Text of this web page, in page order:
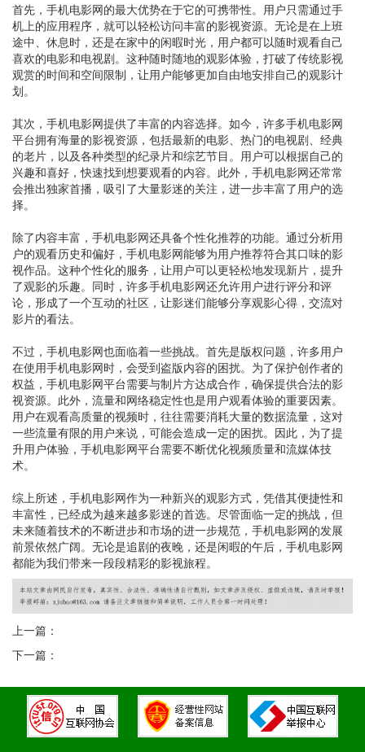
首先，手机电影网的最大优势在于它的可携带性。用户只需通过手
机上的应用程序，就可以轻松访问丰富的影视资源。无论是在上班
途中、休息时，还是在家中的闲暇时光，用户都可以随时观看自己
喜欢的电影和电视剧。这种随时随地的观影体验，打破了传统影视
观赏的时间和空间限制，让用户能够更加自由地安排自己的观影计
划。
其次，手机电影网提供了丰富的内容选择。如今，许多手机电影网
平台拥有海量的影视资源，包括最新的电影、热门的电视剧、经典
的老片，以及各种类型的纪录片和综艺节目。用户可以根据自己的
兴趣和喜好，快速找到想要观看的内容。此外，手机电影网还常常
会推出独家首播，吸引了大量影迷的关注，进一步丰富了用户的选
择。
除了内容丰富，手机电影网还具备个性化推荐的功能。通过分析用
户的观看历史和偏好，手机电影网能够为用户推荐符合其口味的影
视作品。这种个性化的服务，让用户可以更轻松地发现新片，提升
了观影的乐趣。同时，许多手机电影网还允许用户进行评分和评
论，形成了一个互动的社区，让影迷们能够分享观影心得，交流对
影片的看法。
不过，手机电影网也面临着一些挑战。首先是版权问题，许多用户
在使用手机电影网时，会受到盗版内容的困扰。为了保护创作者的
权益，手机电影网平台需要与制片方达成合作，确保提供合法的影
视资源。此外，流量和网络稳定性也是用户观看体验的重要因素。
用户在观看高质量的视频时，往往需要消耗大量的数据流量，这对
一些流量有限的用户来说，可能会造成一定的困扰。因此，为了提
升用户体验，手机电影网平台需要不断优化视频质量和流媒体技
术。
综上所述，手机电影网作为一种新兴的观影方式，凭借其便捷性和
丰富性，已经成为越来越多影迷的首选。尽管面临一定的挑战，但
未来随着技术的不断进步和市场的进一步规范，手机电影网的发展
前景依然广阔。无论是追剧的夜晚，还是闲暇的午后，手机电影网
都能为我们带来一段段精彩的影视旅程。
上一篇：
下一篇：